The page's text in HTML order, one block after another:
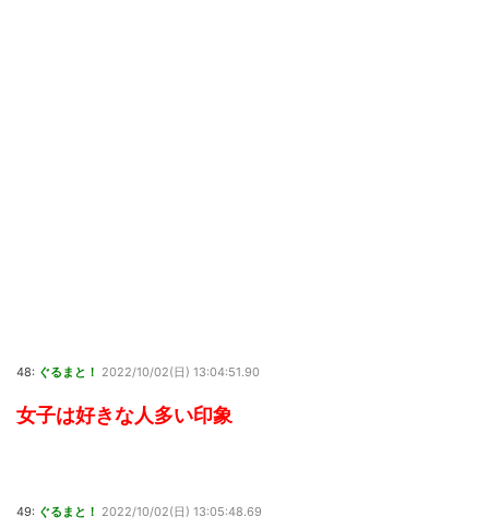
48: ぐるまと！ 2022/10/02(日) 13:04:51.90
女子は好きな人多い印象
49: ぐるまと！ 2022/10/02(日) 13:05:48.69